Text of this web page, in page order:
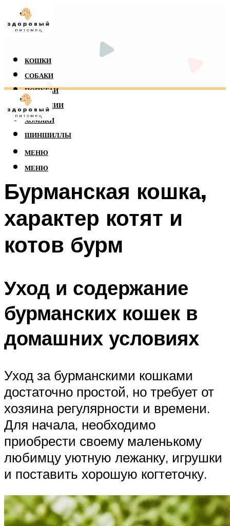
КОШКИ
СОБАКИ
ПОПУГАИ
РЕПТИЛИИ
ХОМЯКИ
ШИНШИЛЛЫ
МЕНЮ
МЕНЮ
Бурманская кошка,
характер котят и
котов бурм
Уход и содержание
бурманских кошек в
домашних условиях
Уход за бурманскими кошками
достаточно простой, но требует от
хозяина регулярности и времени.
Для начала, необходимо
приобрести своему маленькому
любимцу уютную лежанку, игрушки
и поставить хорошую когтеточку.